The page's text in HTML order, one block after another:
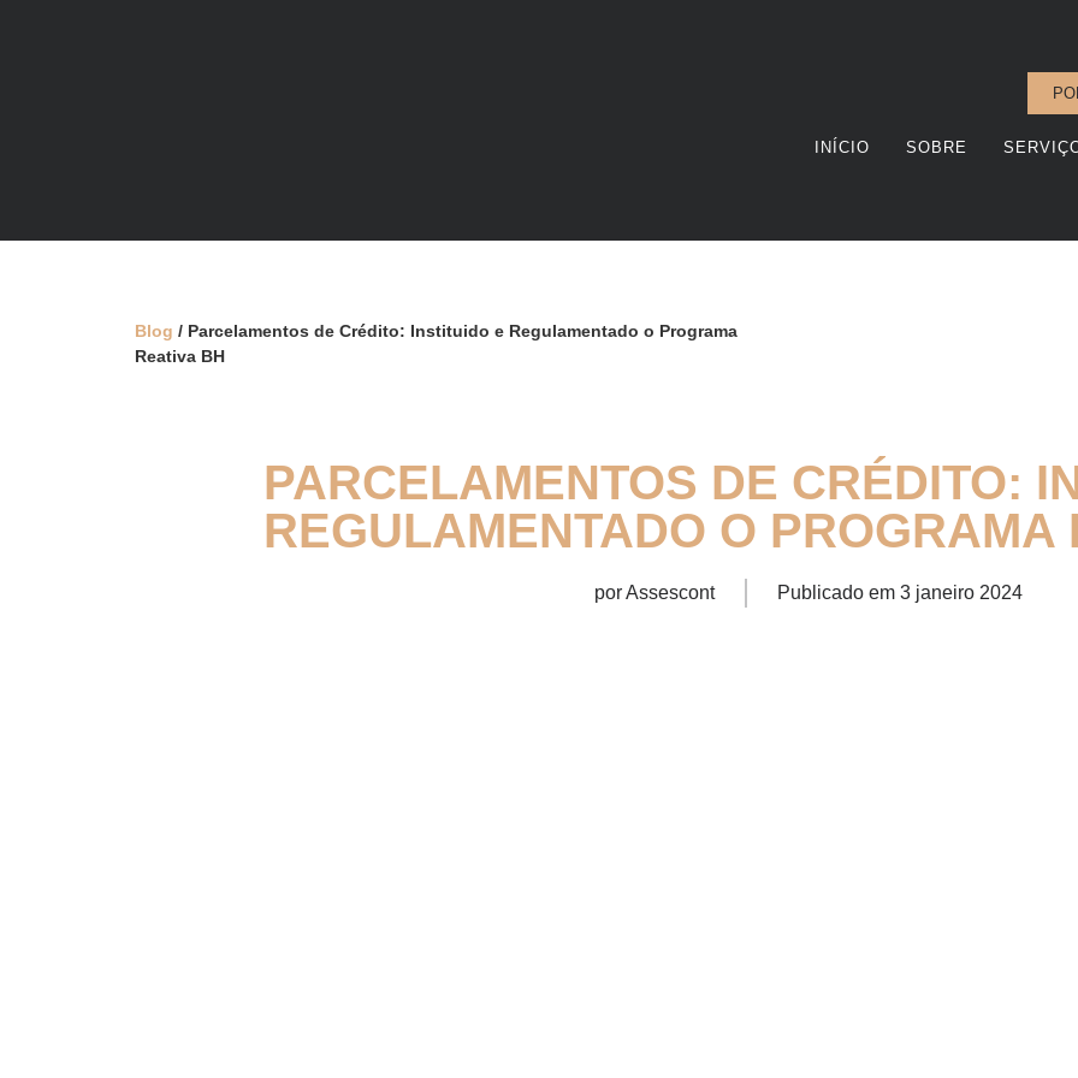
INÍCIO SOBRE
Blog / Parcelamentos de Crédito: Instituido e Regulamentado o Programa
Reativa BH
PARCELAMENTOS DE CRÉDITO:
REGULAMENTADO O PROGRAMA
porAssescont Publicado em 3 janeiro 2024